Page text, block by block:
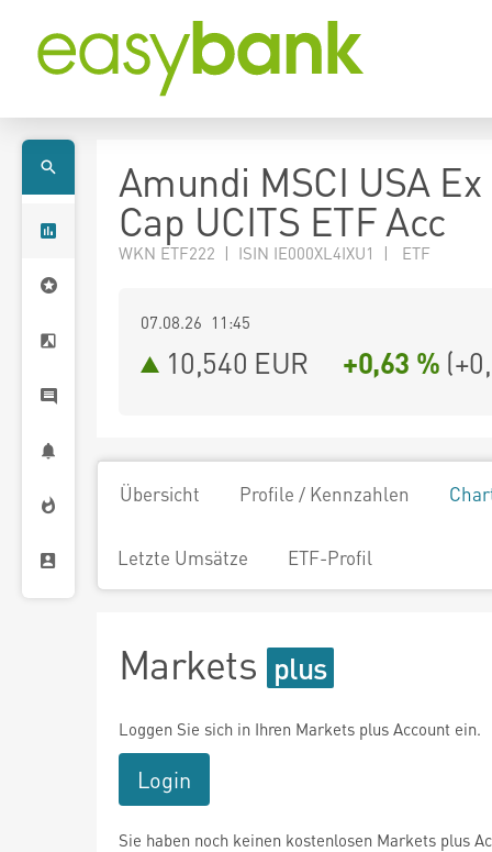
Amundi MSCI USA
Cap UCITS ETF Acc
WKN ETF222 | ISIN IE000XL4IXU1 | ETF
07.08.26 11:45
10,540 EUR +0,63 % (
Übersicht Profile / Kennzahlen
Letzte Umsätze ETF-Profil
Markets
Loggen Sie sich in Ihren Markets plus Account ein.
Login
Sie haben noch keinen kostenlosen Markets plus